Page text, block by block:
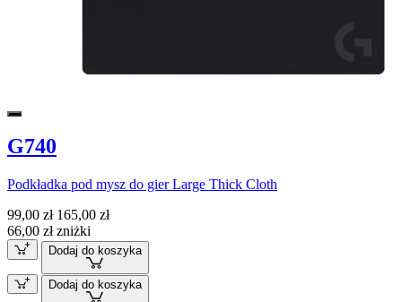
G740
Podkładka pod mysz do gier Large Thick Cloth
99,00 zł 165,00 zł
66,00 zł zniżki
Dodaj do koszyka
Dodaj do koszyka